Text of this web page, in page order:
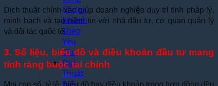
Chứng
Nhanh
Theo
Yêu
Cầu
Dịch
Thuật
Dịch thuật chính xác giúp doanh nghiệp duy trì tính pháp lý,
minh bạch và tạo niềm tin với nhà đầu tư, cơ quan quản lý
và đối tác quốc tế.
3. Số liệu, biểu đồ và điều khoản đầu tư mang
tính ràng buộc tài chính